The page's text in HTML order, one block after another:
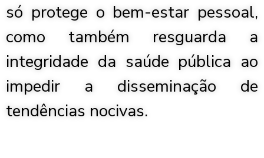
só protege o bem-estar pessoal,
como também resguarda a
integridade da saúde pública ao
impedir a disseminação de
tendências nocivas.